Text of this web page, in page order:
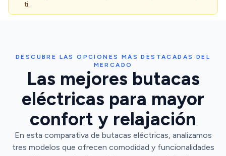
ti.
DESCUBRE LAS OPCIONES MÁS DESTACADAS DEL
MERCADO
Las mejores butacas
eléctricas para mayor
confort y relajación
En esta comparativa de butacas eléctricas, analizamos
tres modelos que ofrecen comodidad y funcionalidades